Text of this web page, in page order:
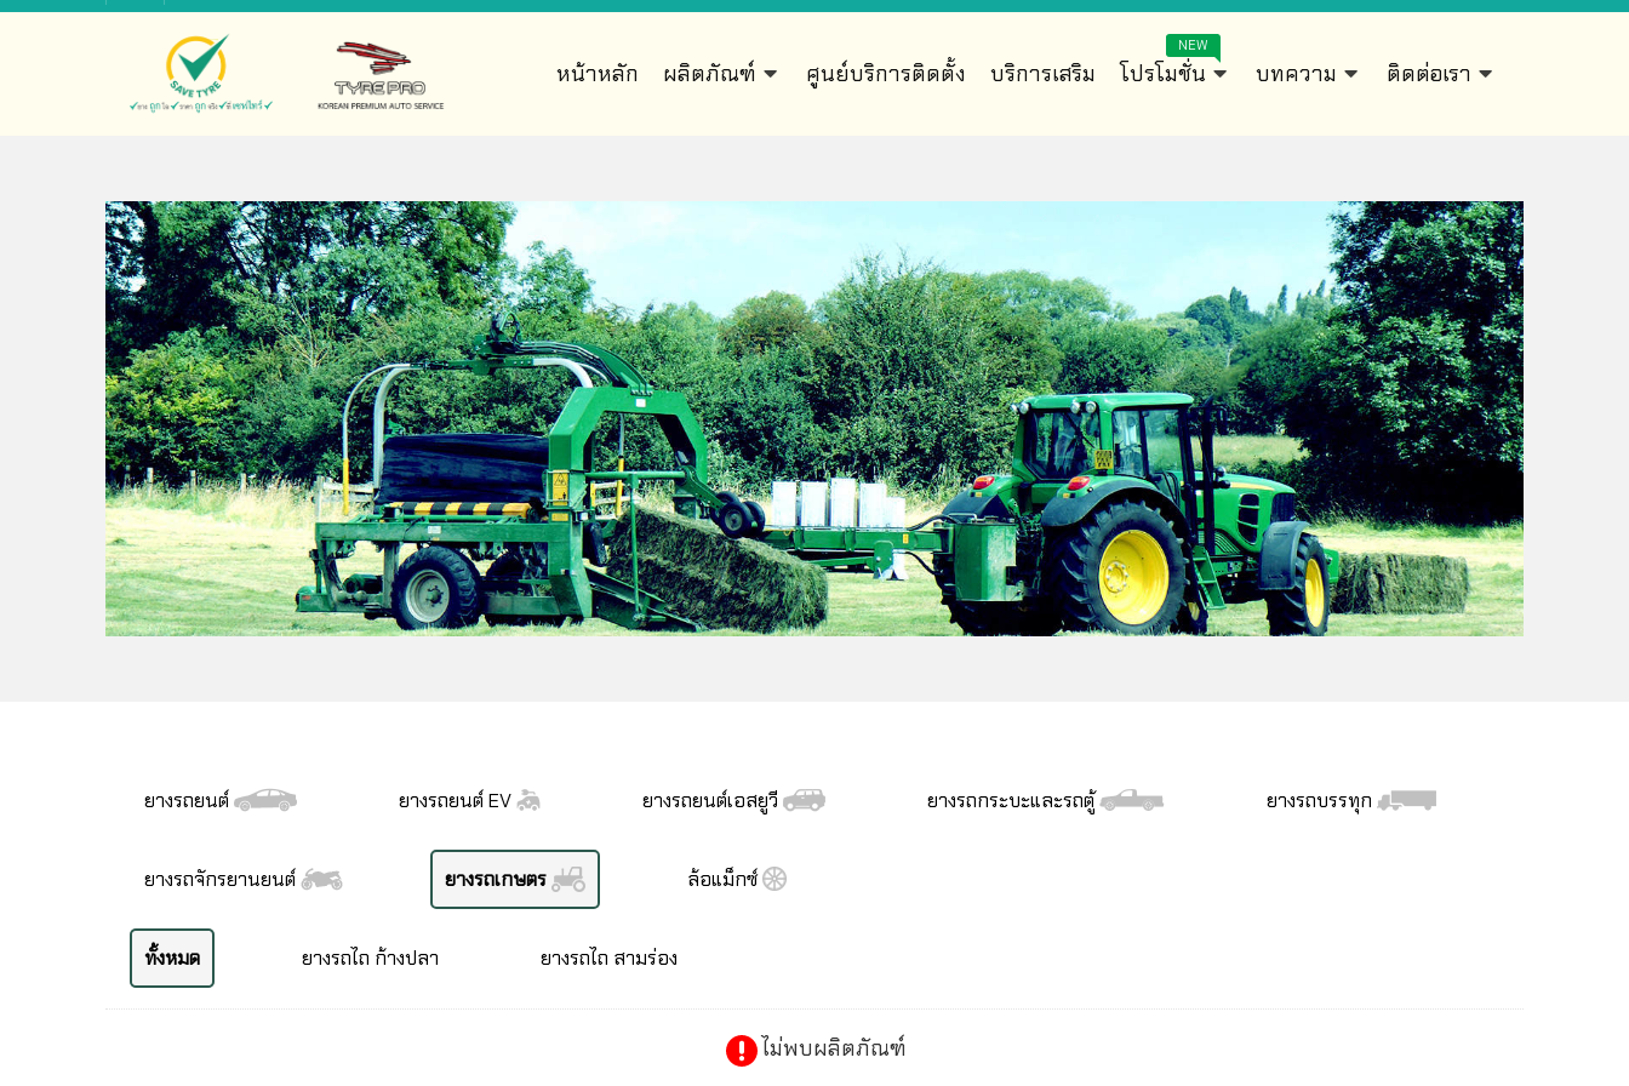
หน้าหลัก ผลิตภัณฑ์ ศูนย์บริการติดตั้ง บริการเสริม โปรโมชั่น
NEW
บทความ ติดต่อเรา
ยางรถยนต์ ยางรถยนต์ EV ยางรถยนต์เอสยูวี ยางรถกระบะและรถตู้ ยางรถบรรทุก
ยางรถจักรยานยนต์ ยางรถเกษตร ล้อแม็กซ์
ทั้งหมด ยางรถไถ ก้างปลา ยางรถไถ สามร่อง
ไม่พบผลิตภัณฑ์